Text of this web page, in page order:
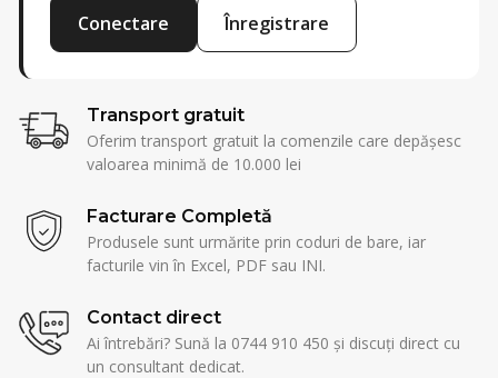
Conectare Înregistrare
Transport gratuit
Oferim transport gratuit la comenzile care depășesc
valoarea minimă de 10.000 lei
Facturare Completă
Produsele sunt urmărite prin coduri de bare, iar
facturile vin în Excel, PDF sau INI.
Contact direct
Ai întrebări? Sună la 0744 910 450 și discuți direct cu
un consultant dedicat.